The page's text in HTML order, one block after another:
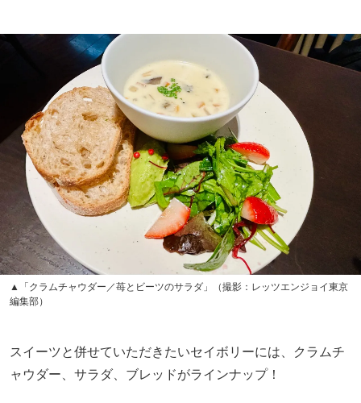
▲「クラムチャウダー／苺とビーツのサラダ」（撮影：レッツエンジョイ東京
編集部）
スイーツと併せていただきたいセイボリーには、クラムチ
ャウダー、サラダ、ブレッドがラインナップ！